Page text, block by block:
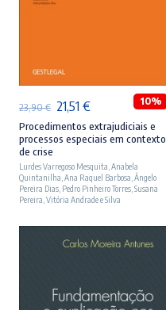
23,90€ O
preço
original
era:
23,90 €.
21,51 €O
preço
atual
é:
21,51 €.
10%
Procedimentos extrajudiciais e
processos especiais em contexto
de crise
Lurdes Varregoso Mesquita Anabela
Quintanilha Ana Raquel Barbosa Ângelo
Pereira Dias Pedro Pinheiro Torres Susana
Pereira Vitória Andrade e Silva